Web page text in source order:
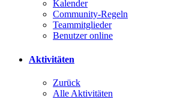
Kalender
Community-Regeln
Teammitglieder
Benutzer online
Aktivitäten
Zurück
Alle Aktivitäten